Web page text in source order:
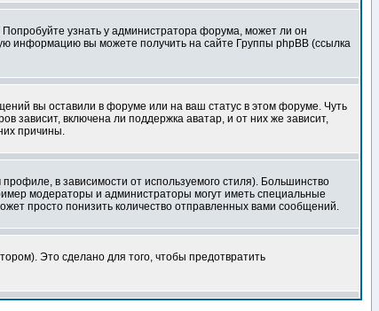
узнать у администратора форума, может ли он
информацию вы можете получить на сайте Группы phpBB (ссылка
вы оставили в форуме или на ваш статус в этом форуме. Чуть
зависит, включена ли поддержка аватар, и от них же зависит,
причины.
в зависимости от используемого стиля). Большинство
модераторы и администраторы могут иметь специальные
просто понизить количество отправленных вами сообщений.
Это сделано для того, чтобы предотвратить